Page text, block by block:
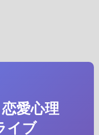
愛心理
イブ